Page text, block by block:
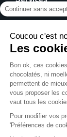
Affiches
Brochures
Éco-
Express 24h
Devis sur
Revendeurs
Qui sommes-
Avis clients
Partenariat
Presse
Assistance
Centre d'aide
Formulaire de
Rechercher un
Pack
Créer mon
Se connecter
NOUS SUIVRE
NOS MOYENS
Continuer sans
Coucou c'est
Les
Bon ok, ces
chocolatés, ni
permettent de
vous proposer les
vaut tous les
Pour modifier vos
'Préférences de